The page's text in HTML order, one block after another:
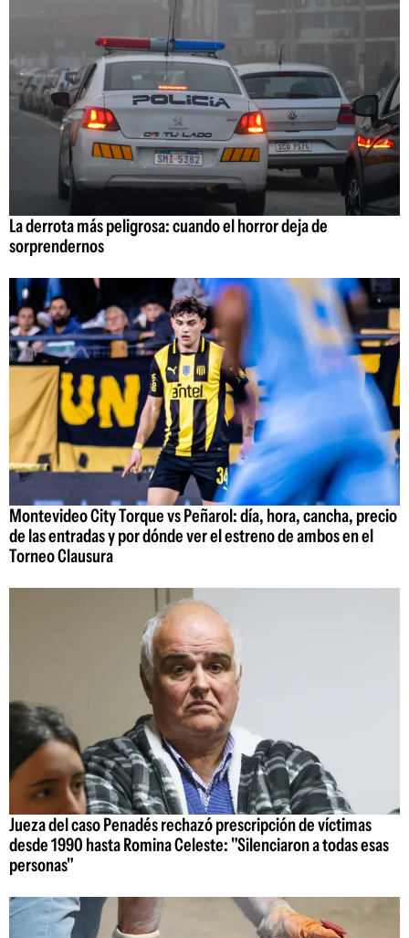
La derrota más peligrosa: cuando el horror deja de
sorprendernos
Montevideo City Torque vs Peñarol: día, hora, cancha, precio
de las entradas y por dónde ver el estreno de ambos en el
Torneo Clausura
Jueza del caso Penadés rechazó prescripción de víctimas
desde 1990 hasta Romina Celeste: "Silenciaron a todas esas
personas"